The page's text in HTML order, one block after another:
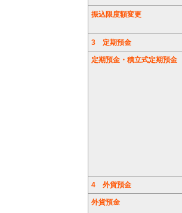
振込限度額変更
3 定期預金
定期預金・積立式定期預金
4 外貨預金
外貨預金